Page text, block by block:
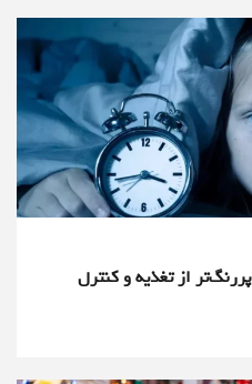
از تغذیه و کنترل